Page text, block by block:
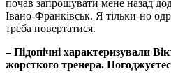
почав запрошувати мене назад
Івано-Франківськ. Я тільки-но
треба повертатися.
– Підопічні характеризували
жорсткого тренера.